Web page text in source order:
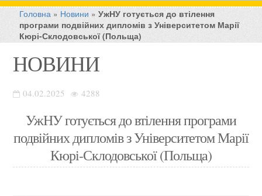
Головна » Новини »УжНУ готується до втілення
програми подвійних дипломів з Університетом Марії
Кюрі-Склодовської (Польща)
НОВИНИ
04.02.2025 4288
УжНУ готується до втілення програми
подвійних дипломів з Університетом Марії
Кюрі-Склодовської (Польща)